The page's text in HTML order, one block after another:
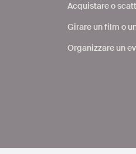
Acquistare o
Girare un film o
Organizzare un